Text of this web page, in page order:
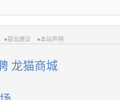
●提出建议 ●本站声明
龙猫商城